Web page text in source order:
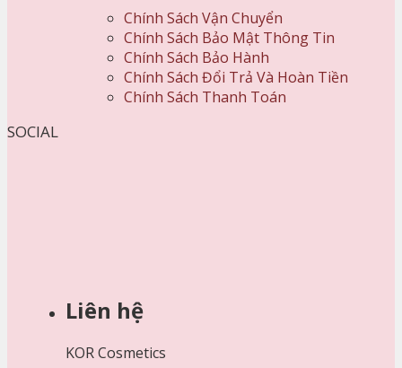
Chính Sách Vận Chuyển
Chính Sách Bảo Mật Thông Tin
Chính Sách Bảo Hành
Chính Sách Đổi Trả Và Hoàn Tiền
Chính Sách Thanh Toán
SOCIAL
Liên hệ
KOR Cosmetics